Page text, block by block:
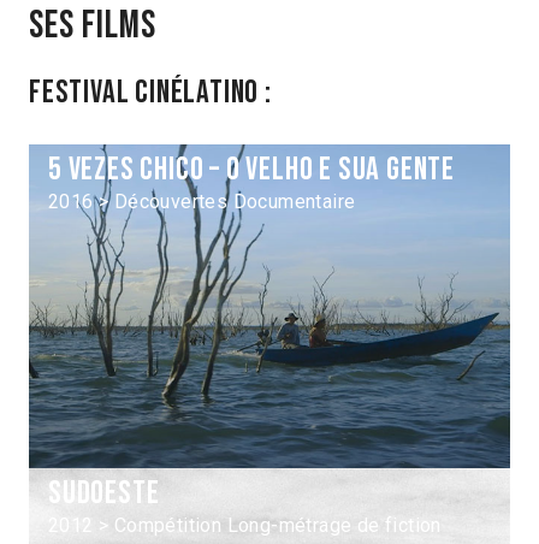
Ses films
Festival Cinélatino :
5 Vezes Chico – O Velho e sua gente
2016 > Découvertes Documentaire
Sudoeste
2012 > Compétition Long-métrage de fiction